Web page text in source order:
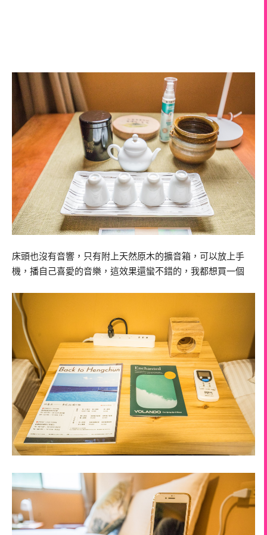
床頭也沒有音響，只有附上天然原木的擴音箱，可以放上手
機，播自己喜愛的音樂，這效果還蠻不錯的，我都想買一個